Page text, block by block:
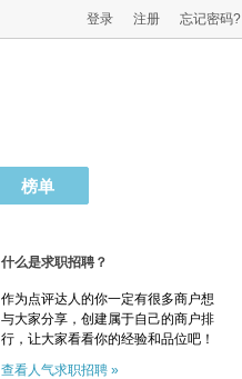
忘记密码?
注册
登录
榜单
什么是求职招聘？
作为点评达人的你一定有很多商户想
与大家分享，创建属于自己的商户排
行，让大家看看你的经验和品位吧！
查看人气求职招聘 »